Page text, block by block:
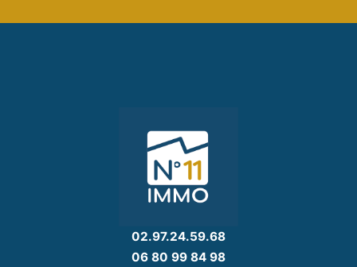
02.97.24.59.68
06 80 99 84 98